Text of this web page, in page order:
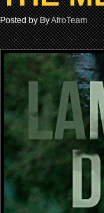
Posted by ByAfroTeam